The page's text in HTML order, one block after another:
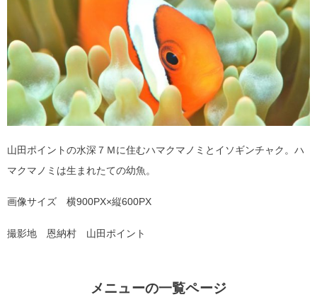
山田ポイントの水深７Ｍに住むハマクマノミとイソギンチャク。ハ
マクマノミは生まれたての幼魚。
画像サイズ 横900PX×縦600PX
撮影地 恩納村 山田ポイント
メニューの一覧ページ